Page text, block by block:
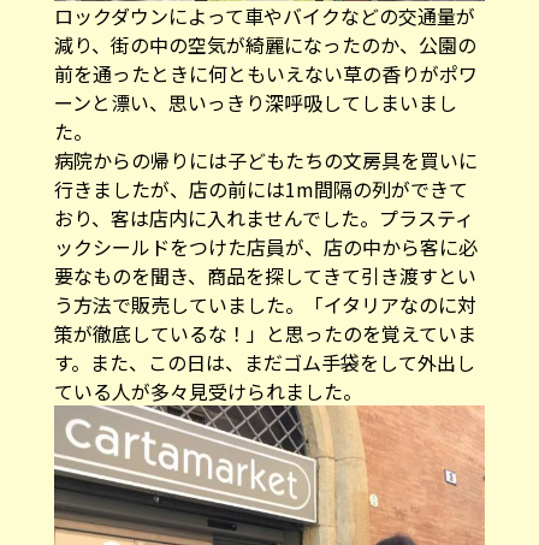
ロックダウンによって車やバイクなどの交通量が
減り、街の中の空気が綺麗になったのか、公園の
前を通ったときに何ともいえない草の香りがポワ
ーンと漂い、思いっきり深呼吸してしまいまし
た。
病院からの帰りには子どもたちの文房具を買いに
行きましたが、店の前には1m間隔の列ができて
おり、客は店内に入れませんでした。プラスティ
ックシールドをつけた店員が、店の中から客に必
要なものを聞き、商品を探してきて引き渡すとい
う方法で販売していました。「イタリアなのに対
策が徹底しているな！」と思ったのを覚えていま
す。また、この日は、まだゴム手袋をして外出し
ている人が多々見受けられました。